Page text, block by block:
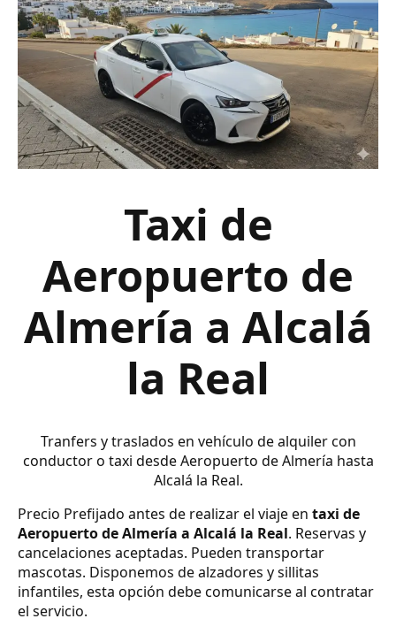
Taxi de
Aeropuerto de
Almería a Alcalá
la Real
Tranfers y traslados en vehículo de alquiler con
conductor o taxi desde Aeropuerto de Almería hasta
Alcalá la Real.
Precio Prefijado antes de realizar el viaje en taxi de
Aeropuerto de Almería a Alcalá la Real. Reservas y
cancelaciones aceptadas. Pueden transportar
mascotas. Disponemos de alzadores y sillitas
infantiles, esta opción debe comunicarse al contratar
el servicio.